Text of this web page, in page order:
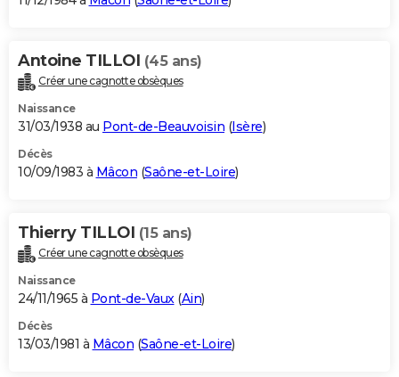
Antoine TILLOI (45 ans)
Créer une cagnotte obsèques
Naissance
31/03/1938 au Pont-de-Beauvoisin (Isère)
Décès
10/09/1983 à Mâcon (Saône-et-Loire)
Thierry TILLOI (15 ans)
Créer une cagnotte obsèques
Naissance
24/11/1965 à Pont-de-Vaux(Ain)
Décès
13/03/1981 à Mâcon (Saône-et-Loire)